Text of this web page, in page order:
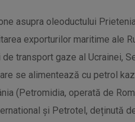
asupra oleoductului
exporturilor maritime ale
transport gaze al Ucrainei,
se alimentează cu petrol
(Petromidia, operată de
și Petrotel, deținută